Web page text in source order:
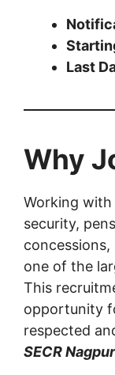
Last
Why
Working
security,
one of the
This
opportunity
respected
SECR